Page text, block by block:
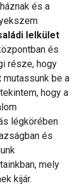
és a
lelkület
és
része, hogy
mutassunk be a
hogy a
légkörében
és
mely
kijár.